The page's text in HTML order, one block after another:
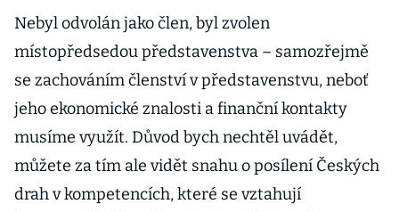
Nebyl odvolán jako člen, byl zvolen
místopředsedou představenstva – samozřejmě
se zachováním členství v představenstvu, neboť
jeho ekonomické znalosti a finanční kontakty
musíme využít. Důvod bych nechtěl uvádět,
můžete za tím ale vidět snahu o posílení Českých
drah v kompetencích, které se vztahují